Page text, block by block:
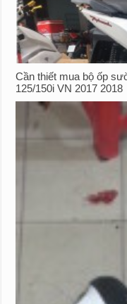
Cần thiết mua bộ ốp
125/150i VN 2017 2018